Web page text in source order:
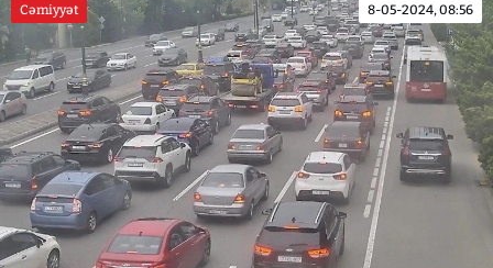
Cəmiyyət 8-05-2024, 08:56